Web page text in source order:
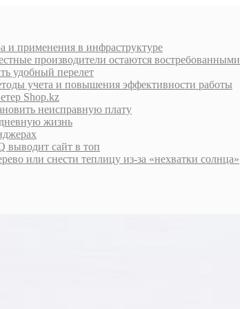
и применения в инфраструктуре
производители остаются востребованными
удобный перелет
учета и повышения эффективности работы
Shop.kz
неисправную плату
жизнь
выводит сайт в топ
или снести теплицу из-за «нехватки солнца»